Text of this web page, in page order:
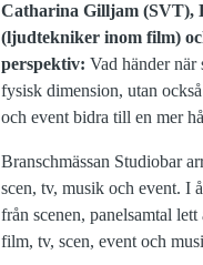
Catharina Gilljam (SVT),
(ljudtekniker inom film)
perspektiv: Vad händer när
fysisk dimension, utan
och event bidra till en mer
Branschmässan Studiobar
scen, tv, musik och event. I
från scenen, panelsamtal
film, tv, scen, event och